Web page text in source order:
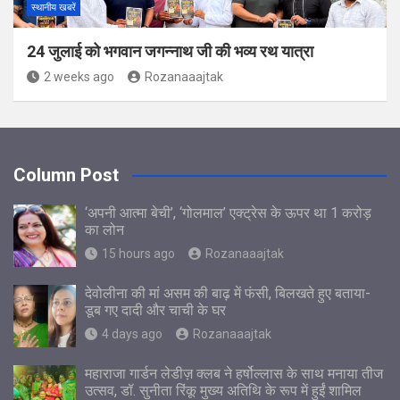
स्थानीय खबरें
24 जुलाई को भगवान जगन्नाथ जी की भव्य रथ यात्रा
2 weeks ago Rozanaaajtak
Column Post
‘अपनी आत्मा बेची’, ‘गोलमाल’ एक्ट्रेस के ऊपर था 1 करोड़
का लोन
15 hours ago Rozanaaajtak
देवोलीना की मां असम की बाढ़ में फंसी, बिलखते हुए बताया-
डूब गए दादी और चाची के घर
4 days ago Rozanaaajtak
महाराजा गार्डन लेडीज़ क्लब ने हर्षोल्लास के साथ मनाया तीज
उत्सव, डॉ. सुनीता रिंकू मुख्य अतिथि के रूप में हुईं शामिल